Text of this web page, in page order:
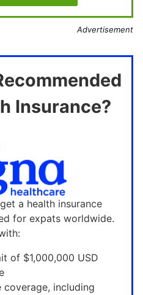
Advertisement
Insurance?
a health insurance
for expats worldwide.
of $1,000,000 USD
coverage, including